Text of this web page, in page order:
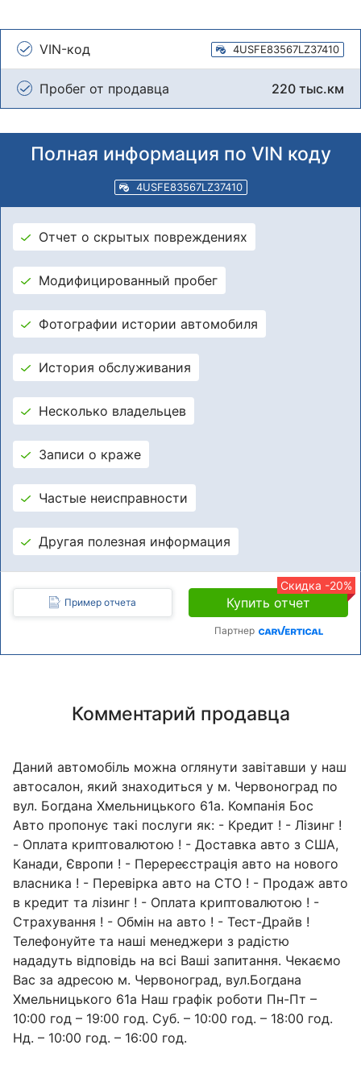
VIN-код 4USFE83567LZ37410
Пробег от продавца 220 тыс.км
Полная информация по VIN коду
4USFE83567LZ37410
Отчет о скрытых повреждениях
Модифицированный пробег
Фотографии истории автомобиля
История обслуживания
Несколько владельцев
Записи о краже
Частые неисправности
Другая полезная информация
Пример отчета
Скидка -20%
Купить отчет
Партнер
Комментарий продавца
Даний автомобіль можна оглянути завітавши у наш
автосалон, який знаходиться у м. Червоноград по
вул. Богдана Хмельницького 61а. Компанія Бос
Авто пропонує такі послуги як: - Кредит ! - Лізинг !
- Оплата криптовалютою ! - Доставка авто з США,
Канади, Європи ! - Перереєстрація авто на нового
власника ! - Перевірка авто на СТО ! - Продаж авто
в кредит та лізинг ! - Оплата криптовалютою ! -
Страхування ! - Обмін на авто ! - Тест-Драйв !
Телефонуйте та наші менеджери з радістю
нададуть відповідь на всі Ваші запитання. Чекаємо
Вас за адресою м. Червоноград, вул.Богдана
Хмельницького 61а Наш графік роботи Пн-Пт –
10:00 год – 19:00 год. Суб. – 10:00 год. – 18:00 год.
Нд. – 10:00 год. – 16:00 год.